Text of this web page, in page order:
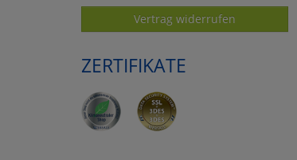
Vertrag widerrufen
ZERTIFIKATE